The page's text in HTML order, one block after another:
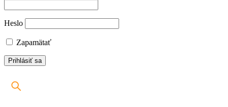
Heslo
Zapamätať